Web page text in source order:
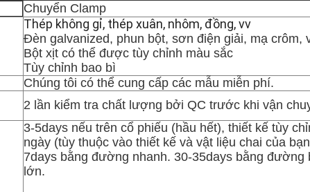
Chuyển Clamp
Thép không gỉ, thép xuân, nhôm, đồng, vv
Đèn galvanized, phun bột, sơn điện giải, mạ crôm,
Bột xịt có thể được tùy chỉnh màu sắc
Tùy chỉnh bao bì
Chúng tôi có thể cung cấp các mẫu miễn phí.
2 lần kiểm tra chất lượng bởi QC trước khi vận
3-5days nếu trên cổ phiếu (hầu hết), thiết kế tùy
ngày (tùy thuộc vào thiết kế và vật liệu chai của
7days bằng đường nhanh. 30-35days bằng đường
lớn.